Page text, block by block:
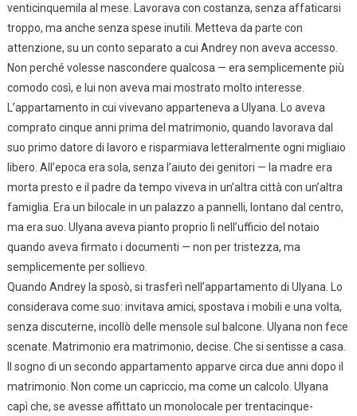
venticinquemila al mese. Lavorava con costanza, senza affaticarsi
troppo, ma anche senza spese inutili. Metteva da parte con
attenzione, su un conto separato a cui Andrey non aveva accesso.
Non perché volesse nascondere qualcosa — era semplicemente più
comodo così, e lui non aveva mai mostrato molto interesse.
L’appartamento in cui vivevano apparteneva a Ulyana. Lo aveva
comprato cinque anni prima del matrimonio, quando lavorava dal
suo primo datore di lavoro e risparmiava letteralmente ogni migliaio
libero. All’epoca era sola, senza l’aiuto dei genitori — la madre era
morta presto e il padre da tempo viveva in un’altra città con un’altra
famiglia. Era un bilocale in un palazzo a pannelli, lontano dal centro,
ma era suo. Ulyana aveva pianto proprio lì nell’ufficio del notaio
quando aveva firmato i documenti — non per tristezza, ma
semplicemente per sollievo.
Quando Andrey la sposò, si trasferì nell’appartamento di Ulyana. Lo
considerava come suo: invitava amici, spostava i mobili e una volta,
senza discuterne, incollò delle mensole sul balcone. Ulyana non fece
scenate. Matrimonio era matrimonio, decise. Che si sentisse a casa.
Il sogno di un secondo appartamento apparve circa due anni dopo il
matrimonio. Non come un capriccio, ma come un calcolo. Ulyana
capì che, se avesse affittato un monolocale per trentacinque-